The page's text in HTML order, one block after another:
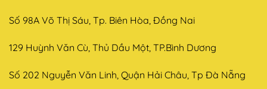
Số 98A Võ Thị Sáu, Tp. Biên Hòa, Đồng Nai
129 Huỳnh Văn Cù, Thủ Dầu Một, TP.Bình Dương
Số 202 Nguyễn Văn Linh, Quận Hải Châu, Tp Đà Nẵng